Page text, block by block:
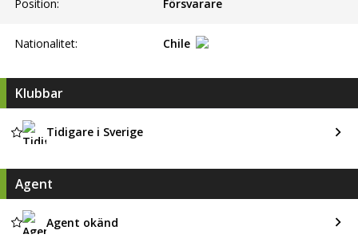
Position: Försvarare
Nationalitet: Chile
Klubbar
Tidigare i Sverige
Agent
Agent okänd